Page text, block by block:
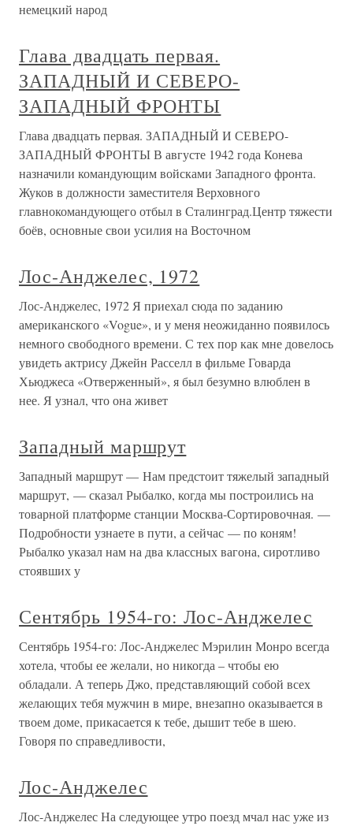
немецкий народ
Глава двадцать первая.
ЗАПАДНЫЙ И СЕВЕРО-
ЗАПАДНЫЙ ФРОНТЫ
Глава двадцать первая. ЗАПАДНЫЙ И СЕВЕРО-
ЗАПАДНЫЙ ФРОНТЫ В августе 1942 года Конева
назначили командующим войсками Западного фронта.
Жуков в должности заместителя Верховного
главнокомандующего отбыл в Сталинград.Центр тяжести
боёв, основные свои усилия на Восточном
Лос-Анджелес, 1972
Лос-Анджелес, 1972 Я приехал сюда по заданию
американского «Vogue», и у меня неожиданно появилось
немного свободного времени. С тех пор как мне довелось
увидеть актрису Джейн Расселл в фильме Говарда
Хьюджеса «Отверженный», я был безумно влюблен в
нее. Я узнал, что она живет
Западный маршрут
Западный маршрут — Нам предстоит тяжелый западный
маршрут, — сказал Рыбалко, когда мы построились на
товарной платформе станции Москва-Сортировочная. —
Подробности узнаете в пути, а сейчас — по коням!
Рыбалко указал нам на два классных вагона, сиротливо
стоявших у
Сентябрь 1954-го: Лос-Анджелес
Сентябрь 1954-го: Лос-Анджелес Мэрилин Монро всегда
хотела, чтобы ее желали, но никогда – чтобы ею
обладали. А теперь Джо, представляющий собой всех
желающих тебя мужчин в мире, внезапно оказывается в
твоем доме, прикасается к тебе, дышит тебе в шею.
Говоря по справедливости,
Лос-Анджелес
Лос-Анджелес На следующее утро поезд мчал нас уже из